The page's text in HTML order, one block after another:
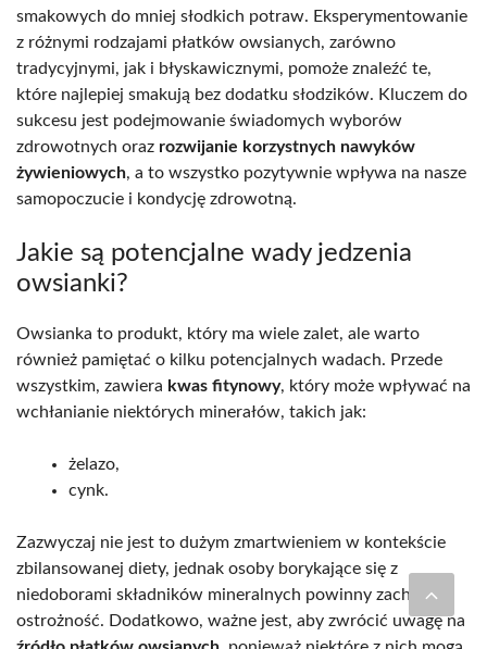
smakowych do mniej słodkich potraw. Eksperymentowanie
z różnymi rodzajami płatków owsianych, zarówno
tradycyjnymi, jak i błyskawicznymi, pomoże znaleźć te,
które najlepiej smakują bez dodatku słodzików. Kluczem do
sukcesu jest podejmowanie świadomych wyborów
zdrowotnych oraz rozwijanie korzystnych nawyków
żywieniowych, a to wszystko pozytywnie wpływa na nasze
samopoczucie i kondycję zdrowotną.
Jakie są potencjalne wady jedzenia
owsianki?
Owsianka to produkt, który ma wiele zalet, ale warto
również pamiętać o kilku potencjalnych wadach. Przede
wszystkim, zawiera kwas fitynowy, który może wpływać na
wchłanianie niektórych minerałów, takich jak:
żelazo,
cynk.
Zazwyczaj nie jest to dużym zmartwieniem w kontekście
zbilansowanej diety, jednak osoby borykające się z
niedoborami składników mineralnych powinny zachować
ostrożność. Dodatkowo, ważne jest, aby zwrócić uwagę na